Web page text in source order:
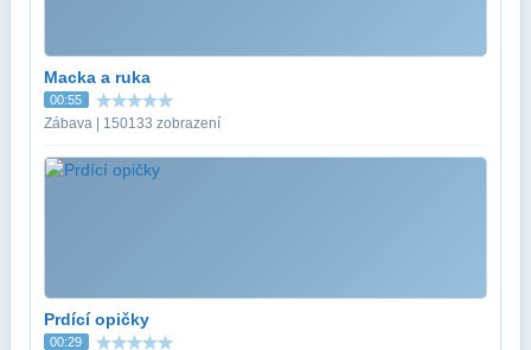
Macka a ruka
00:55
Zábava | 150133 zobrazení
Prdící opičky
00:29